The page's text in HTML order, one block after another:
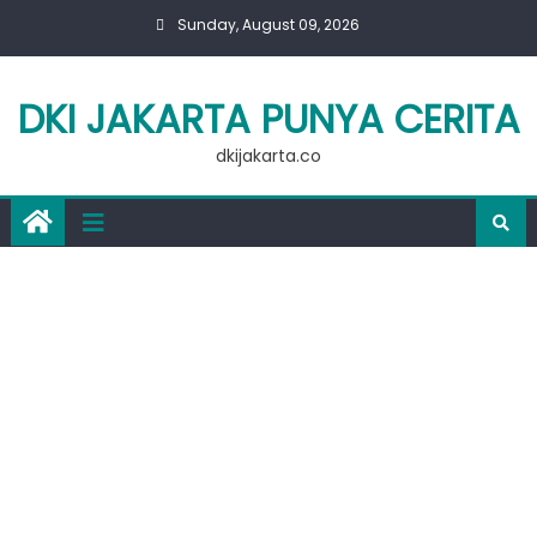
Sunday, August 09, 2026
DKI JAKARTA PUNYA CERITA
dkijakarta.co